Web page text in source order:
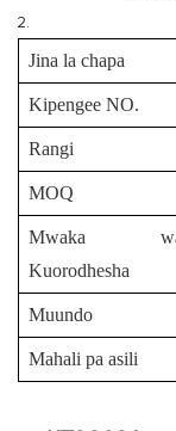
Jina la chapa
Kipengee NO.
Rangi
MOQ
Mwaka
Kuorodhesha
Muundo
Mahali pa asili